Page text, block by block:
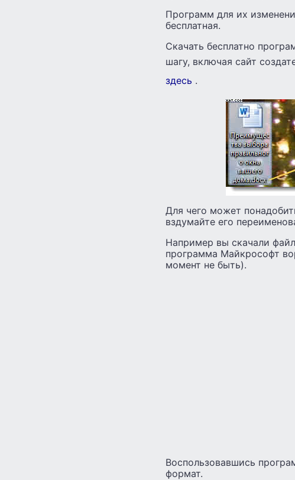
Программ для их
бесплатная.
Скачать бесплатно
шагу, включая сайт
здесь .
Для чего может
вздумайте его
Например вы скачали
программа Майкрософт
момент не быть).
Воспользовавшись
формат.